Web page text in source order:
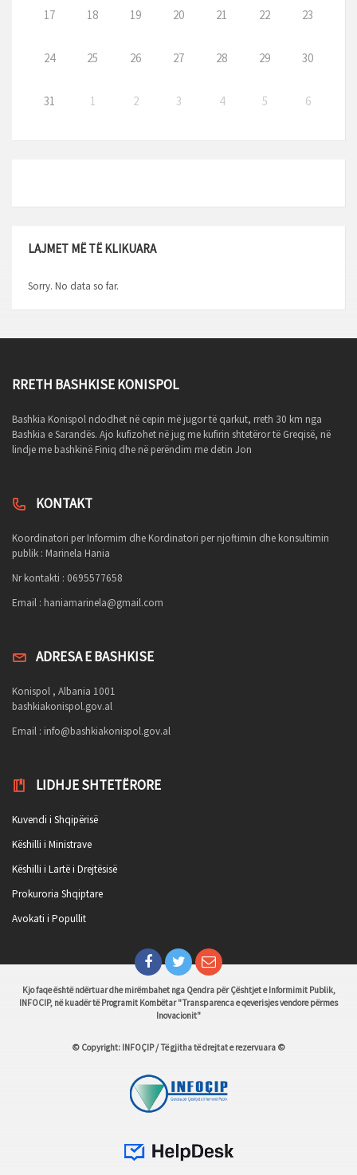
17 18 19 20 21 22 23
24 25 26 27 28 29 30
31 1 2 3 4 5 6
LAJMET MË TË KLIKUARA
Sorry. No data so far.
RRETH BASHKISE KONISPOL
Bashkia Konispol ndodhet në cepin më jugor të qarkut, rreth 30 km nga
Bashkia e Sarandës. Ajo kufizohet në jug me kufirin shtetëror të Greqisë, në
lindje me bashkinë Finiq dhe në perëndim me detin Jon
KONTAKT
Koordinatori per Informim dhe Kordinatori per njoftimin dhe konsultimin
publik : Marinela Hania
Nr kontakti : 0695577658
Email : haniamarinela@gmail.com
ADRESA E BASHKISE
Konispol , Albania 1001
bashkiakonispol.gov.al
Email : info@bashkiakonispol.gov.al
LIDHJE SHTETËRORE
Kuvendi i Shqipërisë
Këshilli i Ministrave
Këshilli i Lartë i Drejtësisë
Prokuroria Shqiptare
Avokati i Popullit
Kjo faqe është ndërtuar dhe mirëmbahet nga Qendra për Çështjet e Informimit Publik,
INFOCIP, në kuadër të Programit Kombëtar "Transparenca e qeverisjes vendore përmes
Inovacionit"
© Copyright: INFOÇIP / Të gjitha të drejtat e rezervuara ©